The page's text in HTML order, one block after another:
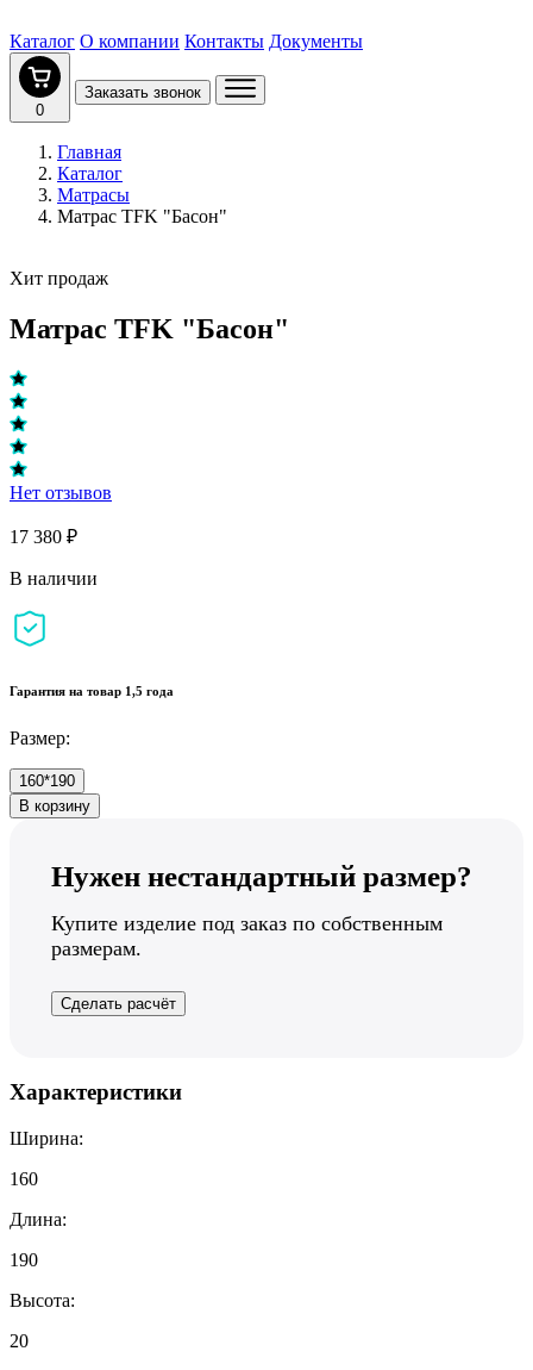
Каталог О компании Контакты Документы
0
Заказать звонок
Главная
Каталог
Матрасы
Матрас TFK "Басон"
Хит продаж
Матрас TFK "Басон"
Нет отзывов
17 380 ₽
В наличии
Гарантия на товар 1,5 года
Размер:
160*190
В корзину
Нужен нестандартный размер?
Купите изделие под заказ по собственным
размерам.
Сделать расчёт
Характеристики
Ширина:
160
Длина:
190
Высота:
20